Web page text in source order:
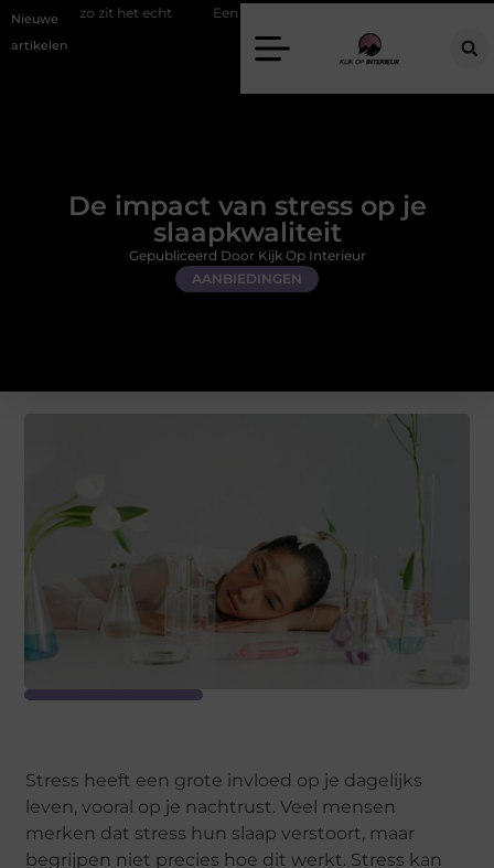
Nieuwe
artikelen
echt Een energiezuinige hanglamp kopen in Gelderland
De impact van stress op je
slaapkwaliteit
AANBIEDINGEN
Gepubliceerd Door Kijk Op Interieur
Stress heeft een grote invloed op je dagelijks
leven, vooral op je nachtrust. Veel mensen
merken dat stress hun slaap verstoort, maar
begrijpen niet precies hoe dit werkt. Stress kan